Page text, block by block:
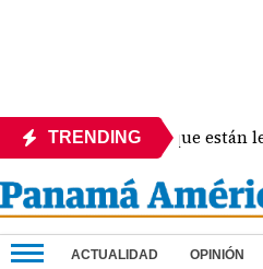
TRENDING
anuncian que están
ACTUALIDAD OPINIÓN